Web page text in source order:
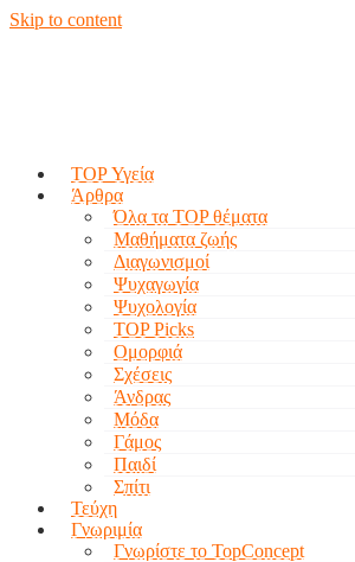
Skip to content
TOP Υγεία
Άρθρα
Όλα τα TOP θέματα
Μαθήματα ζωής
Διαγωνισμοί
Ψυχαγωγία
Ψυχολογία
TOP Picks
Ομορφιά
Σχέσεις
Άνδρας
Μόδα
Γάμος
Παιδί
Σπίτι
Τεύχη
Γνωριμία
Γνωρίστε το TopConcept